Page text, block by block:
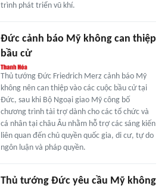
trình phát triển vũ khí.
Đức cảnh báo Mỹ không can thiệp
bầu cử
Thủ tướng Đức Friedrich Merz cảnh báo Mỹ
không nên can thiệp vào các cuộc bầu cử tại
Đức, sau khi Bộ Ngoại giao Mỹ công bố
chương trình tài trợ dành cho các tổ chức và
cá nhân tại châu Âu nhằm hỗ trợ các sáng kiến
liên quan đến chủ quyền quốc gia, di cư, tự do
ngôn luận và pháp quyền.
Thủ tướng Đức yêu cầu Mỹ không